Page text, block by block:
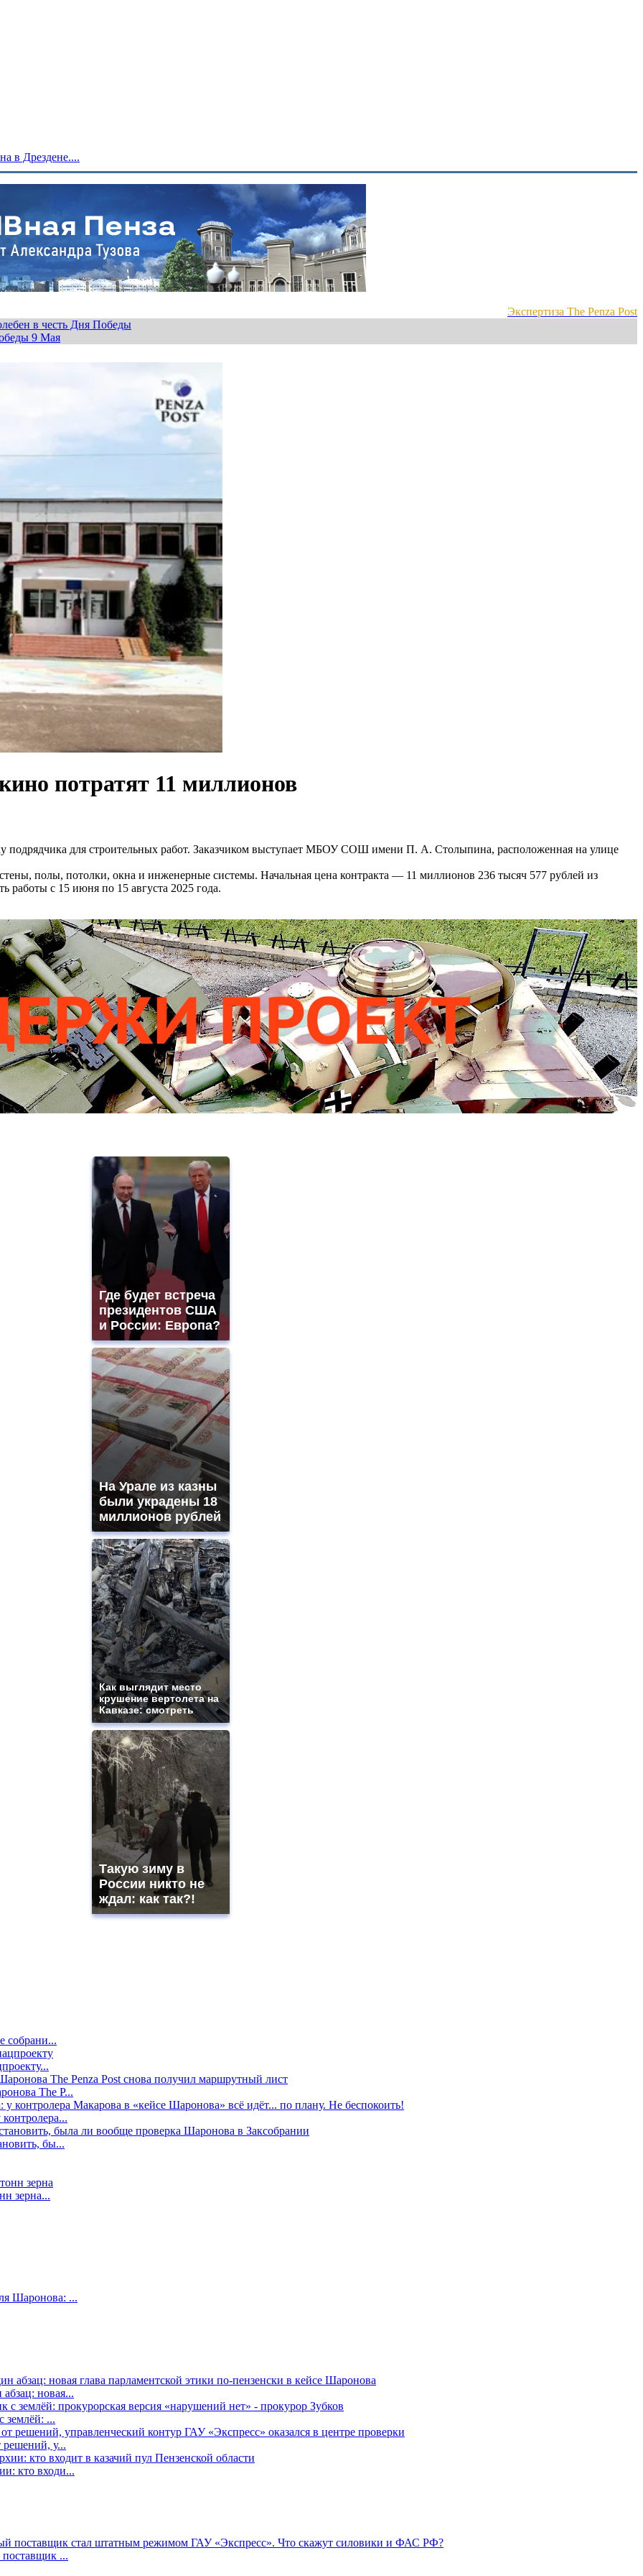
в Дрездене....
Экспертиза The Penza Post
в честь Дня Победы
9 Мая
потратят 11 миллионов
подрядчика для строительных работ. Заказчиком выступает МБОУ СОШ имени П. А. Столыпина, расположенная на улице
полы, потолки, окна и инженерные системы. Начальная цена контракта — 11 миллионов 236 тысяч 577 рублей из
работы с 15 июня по 15 августа 2025 года.
Где будет встреча
президентов США
и России: Европа?
На Урале из казны
были украдены 18
миллионов рублей
Как выглядит место
крушение вертолета на
Кавказе: смотреть
Такую зиму в
России никто не
ждал: как так?!
собрани...
The P...
бы...
зерна...
Шаронова: ...
новая...
землёй: ...
решений, у...
кто входи...
поставщик ...